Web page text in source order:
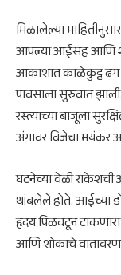
मिळालेल्या
आपल्या आईसह आणि
आकाशात काळेकुट्ट ढग
पावसाला सुरुवात
रस्त्याच्या बाजूला
अंगावर विजेचा भयंकर
घटनेच्या वेळी
थांबलेले होते. आईच्या
हृदय पिळवटून टाकणारा
आणि शोकाचे वातावरण